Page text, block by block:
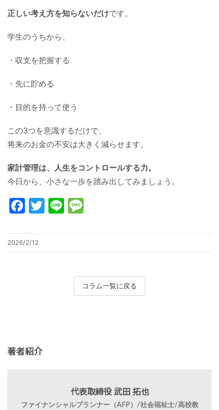
正しい考え方を知らないだけです。
学生のうちから、
・収支を把握する
・先に貯める
・目的を持って使う
この3つを意識するだけで、
将来のお金の不安は大きく減らせます。
家計管理は、人生をコントロールする力。
今日から、小さな一歩を踏み出してみましょう。
Facebook
Twitter
Line
2026/2/12
コラム一覧に戻る
著者紹介
代表取締役 武田 拓也
ファイナンシャルプランナー（AFP）/社会福祉士/高校教